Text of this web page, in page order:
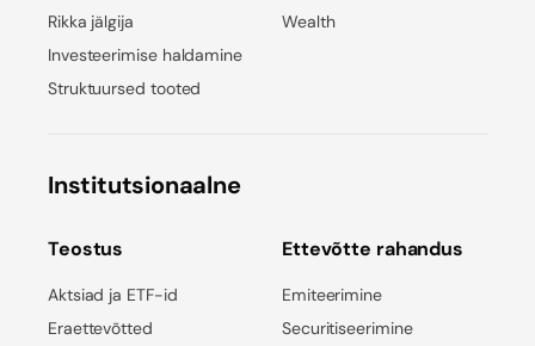
Rikka jälgija
Investeerimise haldamine
Struktuursed tooted
Wealth
Institutsionaalne
Teostus
Aktsiad ja ETF-id
Eraettevõtted
Ettevõtte rahandus
Emiteerimine
Securitiseerimine